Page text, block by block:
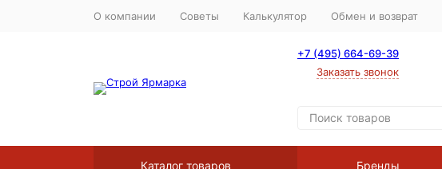
О компании Советы Калькулятор Обмен и возврат
+7 (495) 664-69-39
Заказать звонок
Каталог товаров Бренды